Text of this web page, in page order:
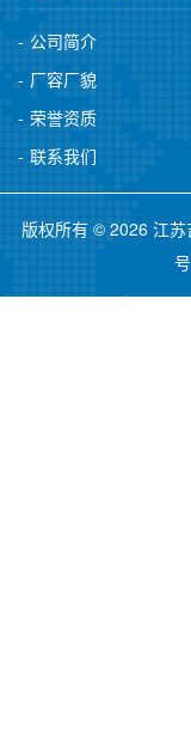
公司简介
厂容厂貌
荣誉资质
联系我们
版权所有 © 2026 江